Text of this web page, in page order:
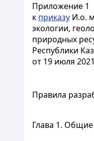
Приложение 1
к приказу И.о.
экологии,
природных
Республики
от 19 июля
Правила
Глава 1.